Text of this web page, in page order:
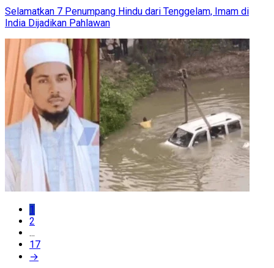
Selamatkan 7 Penumpang Hindu dari Tenggelam, Imam di
India Dijadikan Pahlawan
1
2
...
17
→